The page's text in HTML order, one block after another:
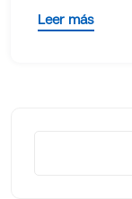
Leer más